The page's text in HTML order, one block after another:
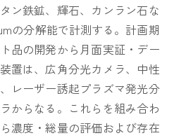
ン鉄鉱、輝石、カンラン石な
の分解能で計測する。計画期
品の開発から月面実証・デー
置は、広角分光カメラ、中性
レーザー誘起プラズマ発光分
からなる。これらを組み合わ
濃度・総量の評価および存在